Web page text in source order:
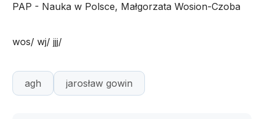
PAP - Nauka w Polsce, Małgorzata Wosion-Czoba
wos/ wj/ jjj/
agh jarosław gowin